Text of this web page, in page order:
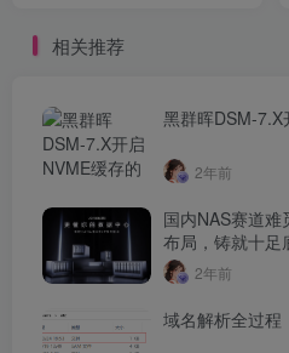
相关推荐
黑群晖DSM-
2年前
国内NAS赛道
布局，铸就十足
2年前
域名解析全过程